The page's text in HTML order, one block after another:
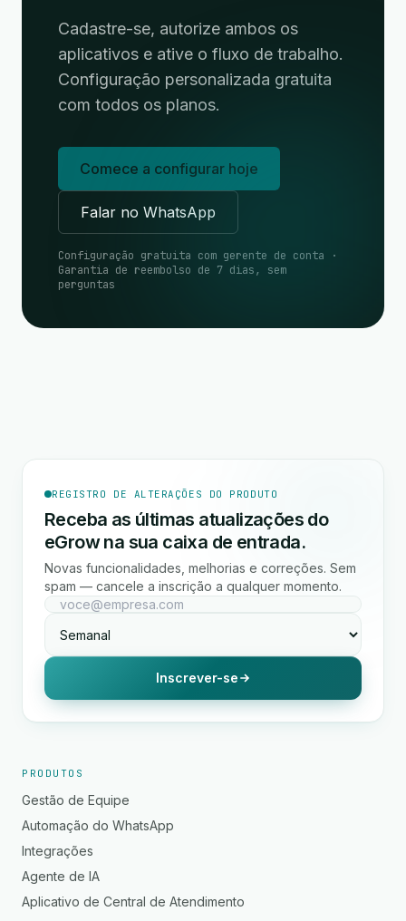
Cadastre-se, autorize ambos os
aplicativos e ative o fluxo de trabalho.
Configuração personalizada gratuita
com todos os planos.
Comece a configurar hoje
Falar no WhatsApp
Configuração gratuita com gerente de conta ·
Garantia de reembolso de 7 dias, sem
perguntas
REGISTRO DE ALTERAÇÕES DO PRODUTO
Receba as últimas atualizações do
eGrow na sua caixa de entrada.
Novas funcionalidades, melhorias e correções. Sem
spam — cancele a inscrição a qualquer momento.
Inscrever-se
PRODUTOS
Gestão de Equipe
Automação do WhatsApp
Integrações
Agente de IA
Aplicativo de Central de Atendimento